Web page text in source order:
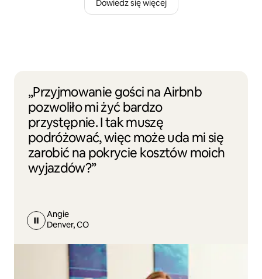
Dowiedz się więcej
„Przyjmowanie gości na Airbnb
pozwoliło mi żyć bardzo
przystępnie. I tak muszę
podróżować, więc może uda mi się
zarobić na pokrycie kosztów moich
wyjazdów?”
Angie
Denver, CO